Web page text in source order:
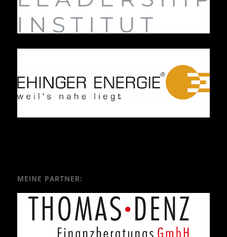
MEINE PARTNER: